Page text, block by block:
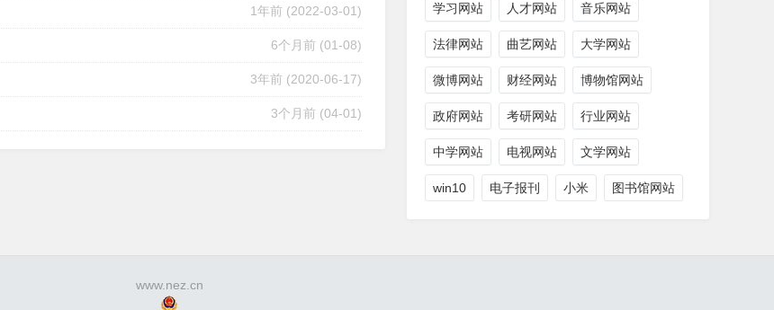
1年前 (2022-03-01)
6个月前 (01-08)
3年前 (2020-06-17)
3个月前 (04-01)
学习网站 人才网站 音乐网站
法律网站 曲艺网站 大学网站
微博网站 财经网站 博物馆网站
政府网站 考研网站 行业网站
中学网站 电视网站 文学网站
win10 电子报刊 小米 图书馆网站
www.nez.cn